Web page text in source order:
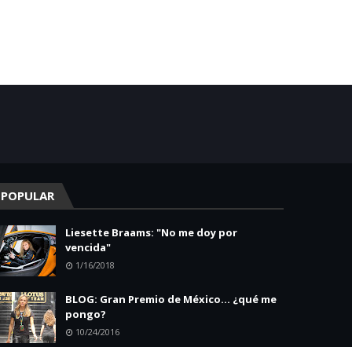
POPULAR
Liesette Braams: "No me doy por
vencida"
1/16/2018
BLOG: Gran Premio de México... ¿qué me
pongo?
10/24/2016